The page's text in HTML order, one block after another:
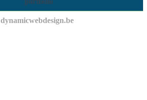
dynamicwebdesign.be